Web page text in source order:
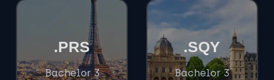
Bachelor 3
.PRS
Bachelor 3
.SQY